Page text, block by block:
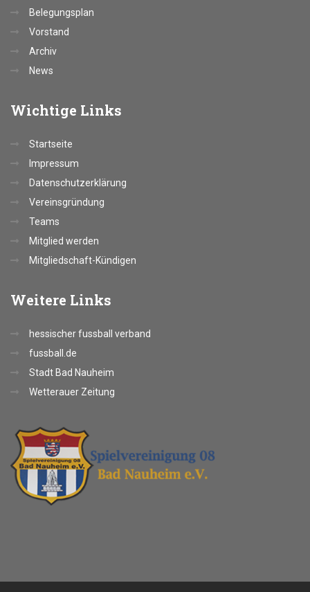
Belegungsplan
Vorstand
Archiv
News
Wichtige Links
Startseite
Impressum
Datenschutzerklärung
Vereinsgründung
Teams
Mitglied werden
Mitgliedschaft-Kündigen
Weitere Links
hessischer fussball verband
fussball.de
Stadt Bad Nauheim
Wetterauer Zeitung